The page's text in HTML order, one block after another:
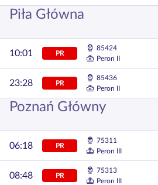
Piła Główna
10:01 PR
85424
Peron II
23:28 PR
85436
Peron II
Poznań Główny
06:18 PR
75311
Peron III
08:48 PR
75313
Peron III